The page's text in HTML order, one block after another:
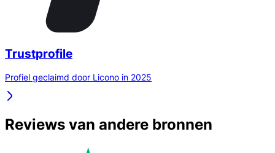
Trustprofile
Profiel geclaimd door Licono in 2025
Reviews van andere bronnen